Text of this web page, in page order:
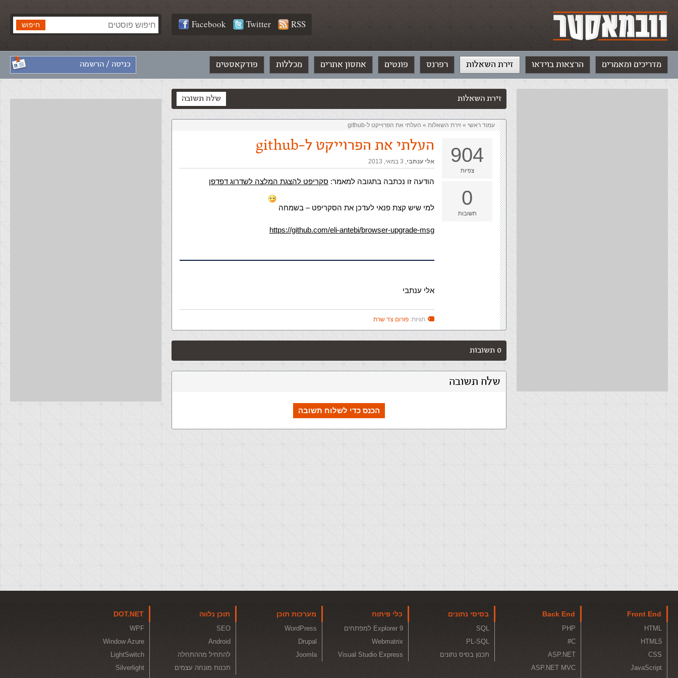
Facebook Twitter RSS
כניסה / הרשמה מדריכים ומאמרים הרצאות בוידאו זירת השאלות רפרנס פונטים אחסון אתרים מכללות פודקאסטים
שלח תשובה זירת השאלות
עמוד ראשי » ‏זירת השאלות‏ » העלתי את הפרוייקט ל-github
904
צפיות
0
תשובות
העלתי את הפרוייקט ל-github
אלי ענתבי,‏ 3 במאי, 2013
הודעה זו נכתבה בתגובה למאמר: סקריפט להצגת המלצה לשדרוג דפדפן
למי שיש קצת פנאי לעדכן את הסקריפט – בשמחה
https://github.com/eli-antebi/browser-upgrade-msg
אלי ענתבי
תגיות: פורום צד שרת
0 תשובות
שלח תשובה
הכנס כדי לשלוח תשובה
Front End
HTML
HTML5
CSS
JavaScript
Back End
PHP
C#
ASP.NET
ASP.NET MVC
בסיסי נתונים
SQL
PL-SQL
תכנון בסיס נתונים
כלי פיתוח
Explorer 9 למפתחים
Webmatrix
Visual Studio Express
מערכות תוכן
WordPress
Drupal
Joomla
תוכן נלווה
SEO
Android
להתחיל מההתחלה
תכנות מונחה עצמים
DOT.NET
WPF
Window Azure
LightSwitch
Silverlight